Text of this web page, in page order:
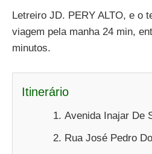
Letreiro JD. PERY ALTO, e o
viagem pela manha 24 min,
minutos.
Itinerário
Avenida Inajar De
Rua José Pedro